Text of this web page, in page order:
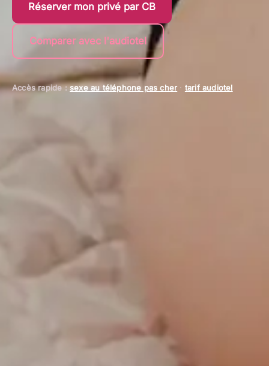
Réserver mon privé par CB
Comparer avec l'audiotel
Accès rapide : sexe au téléphone pas cher · tarif audiotel